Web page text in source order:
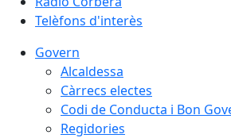
Telèfons d'interès
Govern
Alcaldessa
Càrrecs electes
Codi de Conducta i Bon
Regidories